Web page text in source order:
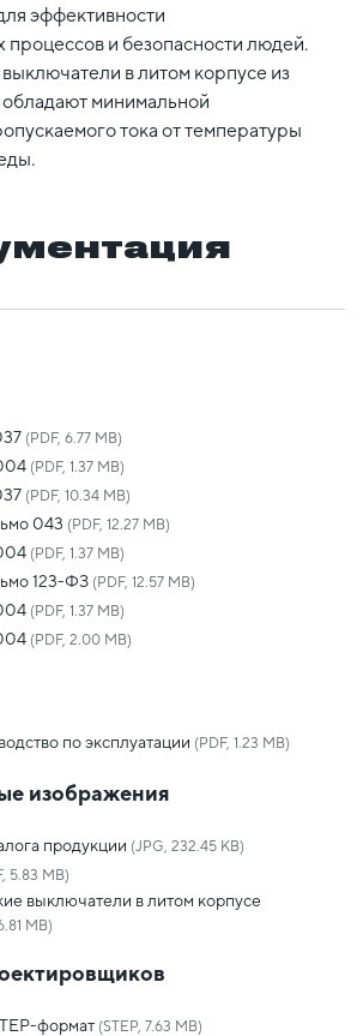
эффективности
процессов и безопасности людей.
в литом корпусе из
минимальной
тока от температуры
(PDF, 6.77 MB)
(PDF, 1.37 MB)
(PDF, 10.34 MB)
043 (PDF, 12.27 MB)
(PDF, 1.37 MB)
123-ФЗ (PDF, 12.57 MB)
(PDF, 1.37 MB)
(PDF, 2.00 MB)
по эксплуатации (PDF, 1.23 MB)
изображения
продукции (JPG, 232.45 KB)
5.83 MB)
выключатели в литом корпусе
MB)
формат (STEP, 7.63 MB)